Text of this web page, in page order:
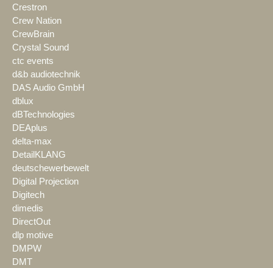
Crestron
Crew Nation
CrewBrain
Crystal Sound
ctc events
d&b audiotechnik
DAS Audio GmbH
dblux
dBTechnologies
DEAplus
delta-max
DetailKLANG
deutschewerbewelt
Digital Projection
Digitech
dimedis
DirectOut
dlp motive
DMPW
DMT